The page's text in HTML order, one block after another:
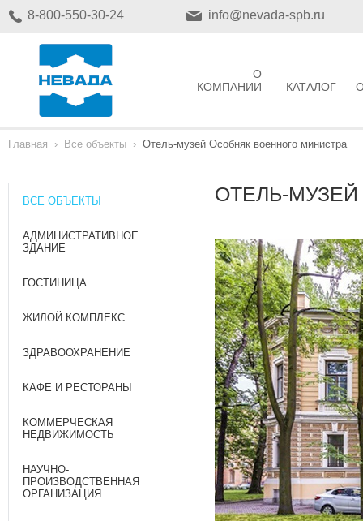
8-800-550-30-24 info@nevada-spb.ru
О
КОМПАНИИ
КАТАЛОГ
Главная › Все объекты › Отель-музей Особняк военного министра
ВСЕ ОБЪЕКТЫ
АДМИНИСТРАТИВНОЕ
ЗДАНИЕ
ГОСТИНИЦА
ЖИЛОЙ КОМПЛЕКС
ЗДРАВООХРАНЕНИЕ
КАФЕ И РЕСТОРАНЫ
КОММЕРЧЕСКАЯ
НЕДВИЖИМОСТЬ
НАУЧНО-
ПРОИЗВОДСТВЕННАЯ
ОРГАНИЗАЦИЯ
ОТЕЛЬ-